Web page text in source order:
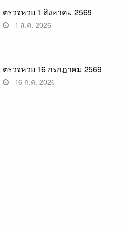
ตรวจหวย 1 สิงหาคม 2569
1 ส.ค. 2026
ตรวจหวย 16 กรกฎาคม 2569
16 ก.ค. 2026